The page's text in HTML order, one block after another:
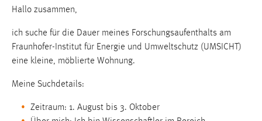
Hallo zusammen,
ich suche für die Dauer meines Forschungsaufenthalts am
Fraunhofer-Institut für Energie und Umweltschutz (UMSICHT)
eine kleine, möblierte Wohnung.
Meine Suchdetails:
Zeitraum: 1. August bis 3. Oktober
Optionen des Benutzers
Cookie Laufzeit:
1 Jahr
Performance
Name:
staticfilecache